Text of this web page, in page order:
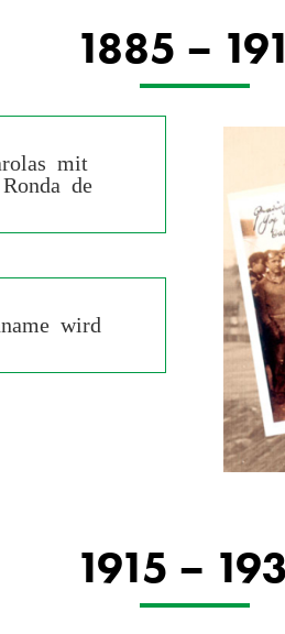
1885 –
mit
de
wird
1915 –